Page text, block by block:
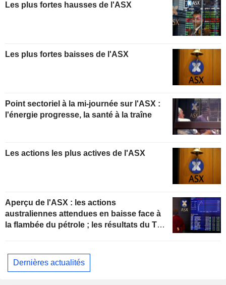
Les plus fortes hausses de l'ASX
Les plus fortes baisses de l'ASX
Point sectoriel à la mi-journée sur l'ASX :
l'énergie progresse, la santé à la traîne
Les actions les plus actives de l'ASX
Aperçu de l'ASX : les actions
australiennes attendues en baisse face à
la flambée du pétrole ; les résultats du T4
Dernières actualités